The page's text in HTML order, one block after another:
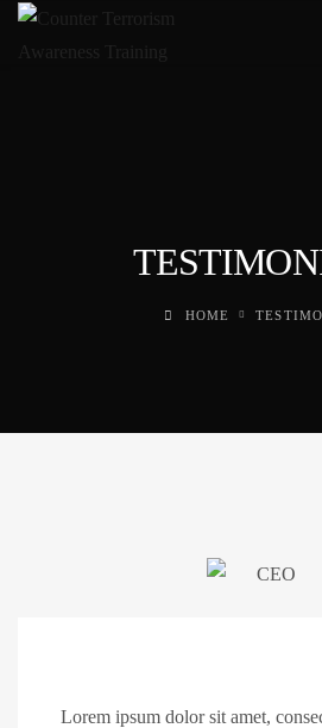
HOME
Lorem ipsum dolor sit amet,